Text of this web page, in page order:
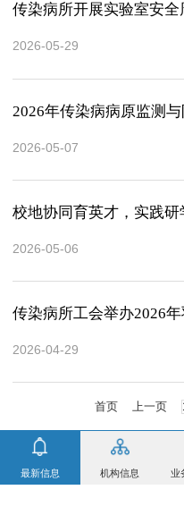
传染病所开展实验室安全
2026-05-29
2026年传染病病原监测
2026-05-07
校地协同育英才，实践
2026-05-06
传染病所工会举办2026
2026-04-29
首页 上一页
最新信息 机构信息 业